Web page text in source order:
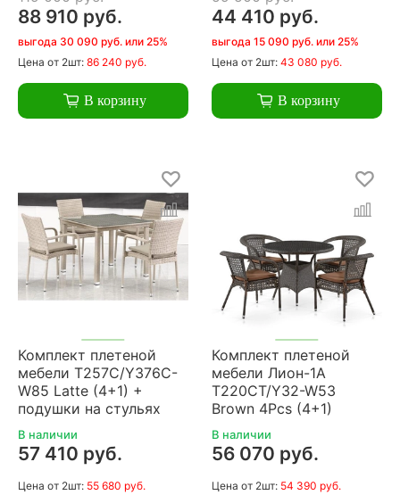
88 910 руб.
выгода 30 090 руб. или 25%
Цена от 2шт: 86 240 руб.
В корзину
44 410 руб.
выгода 15 090 руб. или 25%
Цена от 2шт: 43 080 руб.
В корзину
Комплект плетеной
мебели T257C/Y376C-
W85 Latte (4+1) +
подушки на стульях
В наличии
57 410 руб.
Цена от 2шт: 55 680 руб.
Комплект плетеной
мебели Лион-1A
T220CT/Y32-W53
Brown 4Pcs (4+1)
В наличии
56 070 руб.
Цена от 2шт: 54 390 руб.